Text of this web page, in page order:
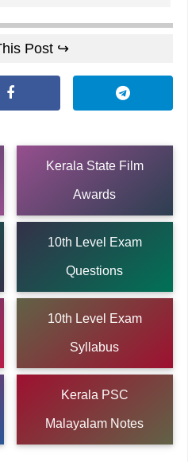
Post ↪
Kerala State Film
Awards
10th Level Exam
Questions
10th Level Exam
Syllabus
Kerala PSC
Malayalam Notes